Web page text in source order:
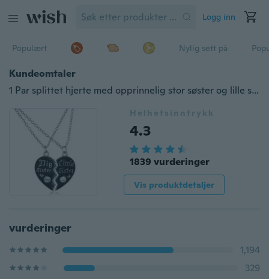
Logg inn
Populært Nylig sett på
Kundeomtaler
1 Par splittet hjerte med opprinnelig stor søster og lille søster anheng halskjede hjerte anheng søster smykker
Helhetsinntrykk
4.3
1839 vurderinger
Vis produktdetaljer
vurderinger
1,194
329